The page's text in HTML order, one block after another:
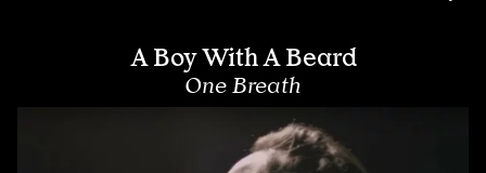
A Boy With A Beard
One Breath